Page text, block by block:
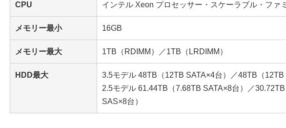
CPU インテル Xeon プロセッサー・スケーラブル・ファ
メモリー最小 16GB
メモリー最大 1TB（RDIMM）／1TB（LRDIMM）
HDD最大
3.5モデル 48TB（12TB SATA×4台）／48TB（12TB
2.5モデル 61.44TB（7.68TB SATA×8台）／
SAS×8台）